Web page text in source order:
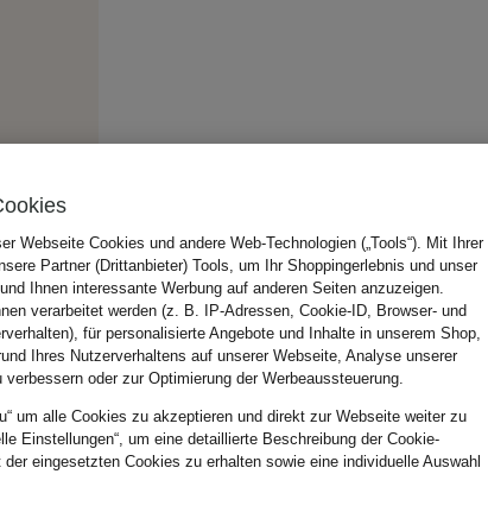
Webseite Cookies und andere Web-Technologien („Tools“). Mit Ihrer
Partner (Drittanbieter) Tools, um Ihr Shoppingerlebnis und unser
Ihnen interessante Werbung auf anderen Seiten anzuzeigen.
verarbeitet werden (z. B. IP-Adressen, Cookie-ID, Browser- und
für personalisierte Angebote und Inhalte in unserem Shop,
Ihres Nutzerverhaltens auf unserer Webseite, Analyse unserer
oder zur Optimierung der Werbeaussteuerung.
um alle Cookies zu akzeptieren und direkt zur Webseite weiter zu
Einstellungen“, um eine detaillierte Beschreibung der Cookie-
eingesetzten Cookies zu erhalten sowie eine individuelle Auswahl